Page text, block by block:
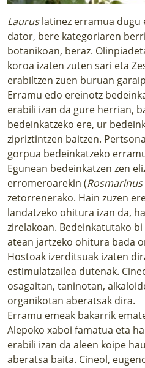
Lauruslatinez erramua dugu
dator, bere kategoriaren
botanikoan, beraz.
koroa izaten zuten sari eta
erabiltzen zuen buruan
Erramu edo ereinotz
erabili izan da gure herrian,
bedeinkatzeko ere, ur
zipriztintzen baitzen.
gorpua bedeinkatzeko
Egunean bedeinkatzen zen
erromeroarekin (
zetorrenerako. Hain zuzen
landatzeko ohitura izan da,
zirelakoan. Bedeinkatutako
atean jartzeko ohitura bada
Hostoak izerditsuak izaten
estimulatzailea dutenak.
osagaitan, taninotan,
organikotan aberatsak dira.
Erramu emeak bakarrik
Alepoko xaboi famatua eta
erabili izan da aleen koipe
aberatsa baita. Cineol,